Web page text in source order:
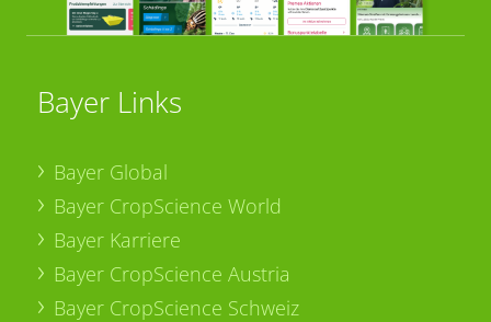
Bayer Links
Bayer Global
Bayer CropScience World
Bayer Karriere
Bayer CropScience Austria
Bayer CropScience Schweiz